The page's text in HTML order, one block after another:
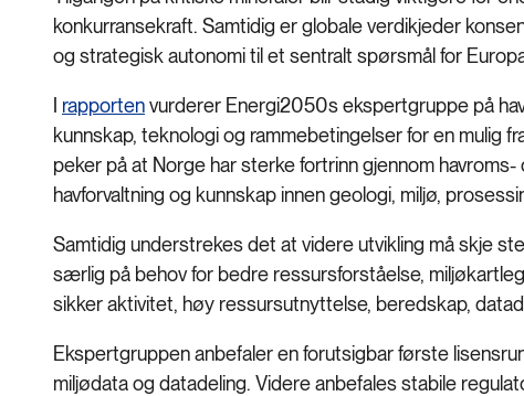
konkurransekraft. Samtidig er globale verdikjeder
og strategisk autonomi til et sentralt spørsmål for
rapportenvurderer Energi2050s ekspertgruppe på
kunnskap, teknologi og rammebetingelser for en mulig
peker på at Norge har sterke fortrinn gjennom
havforvaltning og kunnskap innen geologi, miljø,
Samtidig understrekes det at videre utvikling må skje
særlig på behov for bedre ressursforståelse,
sikker aktivitet, høy ressursutnyttelse, beredskap,
Ekspertgruppen anbefaler en forutsigbar første
miljødata og datadeling. Videre anbefales stabile